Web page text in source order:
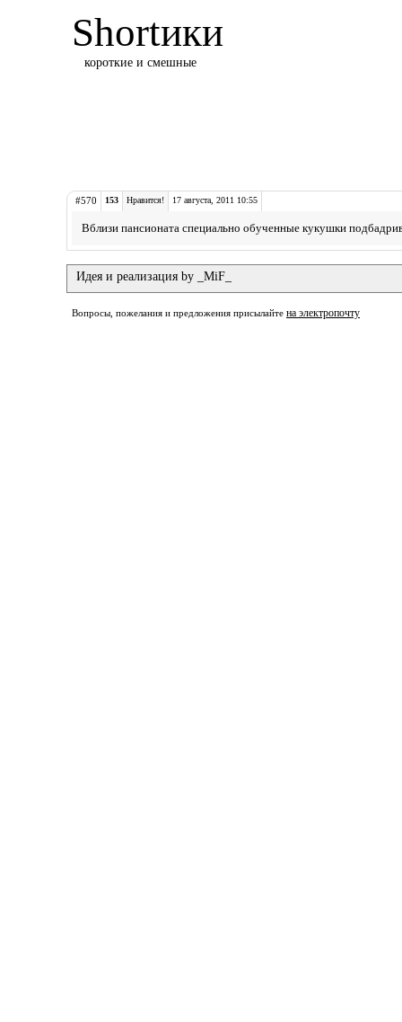
Shortики
короткие и смешные
#570 153 Нравится! 17 августа, 2011 10:55
Вблизи пансионата специально обученные кукушки
Идея и реализация by _MiF_
Вопросы, пожелания и предложения присылайте на электропочту